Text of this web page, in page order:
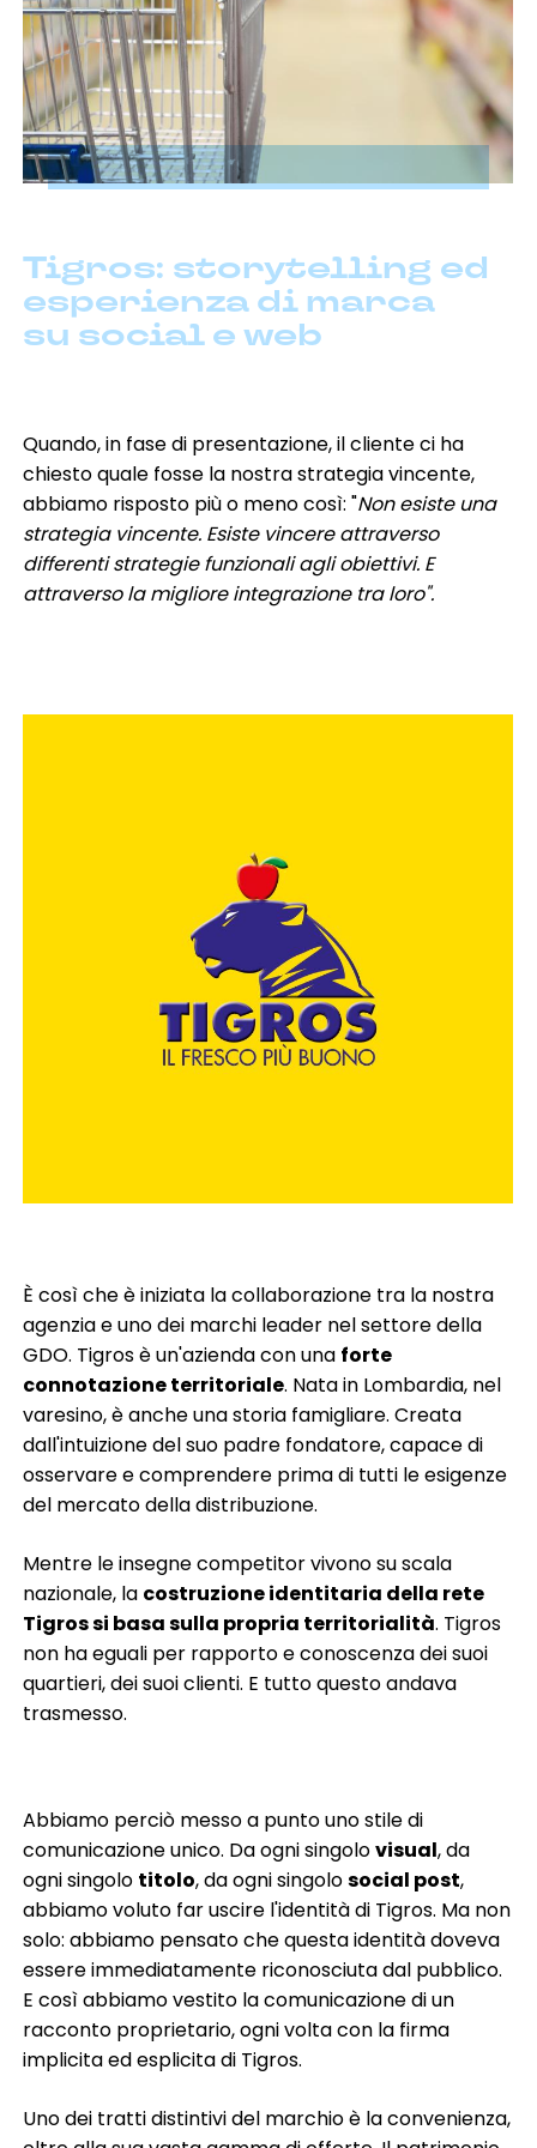
Tigros: storytelling ed
esperienza di marca
su social e web
Quando, in fase di presentazione, il cliente ci ha
chiesto quale fosse la nostra strategia vincente,
abbiamo risposto più o meno così: "Non esiste una
strategia vincente. Esiste vincere attraverso
differenti strategie funzionali agli obiettivi. E
attraverso la migliore integrazione tra loro".
È così che è iniziata la collaborazione tra la nostra
agenzia e uno dei marchi leader nel settore della
GDO. Tigros è un'azienda con una forte
connotazione territoriale. Nata in Lombardia, nel
varesino, è anche una storia famigliare. Creata
dall'intuizione del suo padre fondatore, capace di
osservare e comprendere prima di tutti le esigenze
del mercato della distribuzione.
Mentre leinsegne competitor vivono su scala
nazionale, la costruzione identitaria della rete
Tigros si basa sulla propria territorialità. Tigros
non ha eguali per rapporto e conoscenza dei suoi
quartieri, dei suoi clienti. E tutto questo andava
trasmesso.
Abbiamo perciò messo a punto uno stile di
comunicazione unico. Da ogni singolovisual, da
ogni singolo titolo, da ogni singolosocial post,
abbiamo voluto far uscire l'identità di Tigros. Ma non
solo: abbiamo pensato che questa identità doveva
essere immediatamente riconosciuta dal pubblico.
E così abbiamo vestito la comunicazione di un
racconto proprietario, ogni volta con la firma
implicita ed esplicita di Tigros.
Uno dei tratti distintivi del marchio è la convenienza,
digital marketing & SEO-GEO
e-commerce
event & exhibition design
influencer marketing
marketing B2B
marketing automation & CRM
media planning
pack design
promo & activation
social media marketing
software development
automotive agricoltura beauty
cleaning
credito & finanza
family lifestyle
fashion
food & beverage
health care